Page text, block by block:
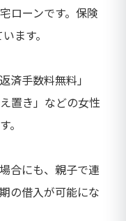
ローンです。保険
ます。
済手数料無料」
置き」などの女性
。
合にも、親子で連
の借入が可能にな